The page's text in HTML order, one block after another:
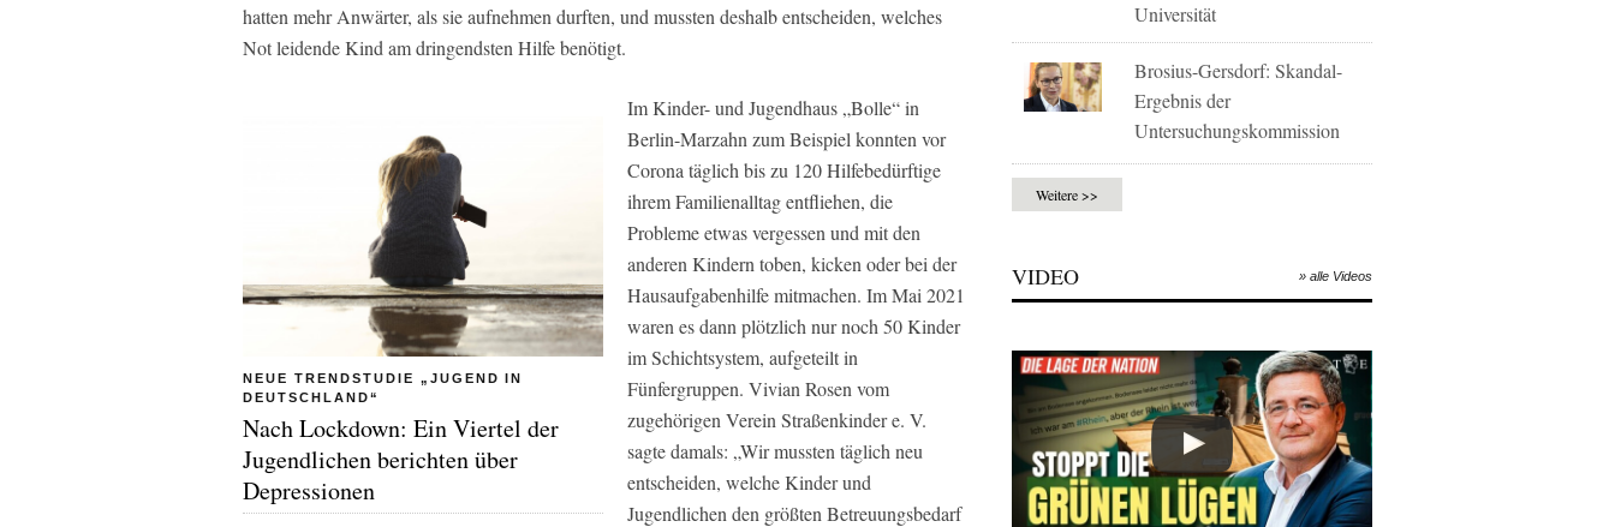
hatten mehr Anwärter, als sie aufnehmen durften, und mussten deshalb entscheiden, welches
Not leidende Kind am dringendsten Hilfe benötigt.
NEUE TRENDSTUDIE „JUGEND IN
DEUTSCHLAND“
Nach Lockdown: Ein Viertel der
Jugendlichen berichten über
Depressionen
Im Kinder- und Jugendhaus „Bolle“ in
Berlin-Marzahn zum Beispiel konnten vor
Corona täglich bis zu 120 Hilfebedürftige
ihrem Familienalltag entfliehen, die
Probleme etwas vergessen und mit den
anderen Kindern toben, kicken oder bei der
Hausaufgabenhilfe mitmachen. Im Mai 2021
waren es dann plötzlich nur noch 50 Kinder
im Schichtsystem, aufgeteilt in
Fünfergruppen. Vivian Rosen vom
zugehörigen Verein Straßenkinder e. V.
sagte damals: „Wir mussten täglich neu
entscheiden, welche Kinder und
Jugendlichen den größten Betreuungsbedarf
Universität
Brosius-Gersdorf: Skandal-
Ergebnis der
Untersuchungskommission
Weitere >>
VIDEO » alle Videos